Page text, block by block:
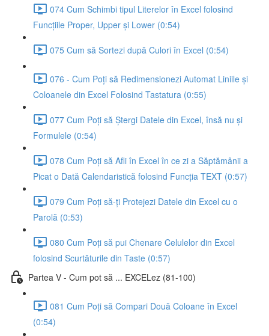
074 Cum Schimbi tipul Literelor în Excel folosind
Funcțiile Proper, Upper și Lower (0:54)
075 Cum să Sortezi după Culori în Excel (0:54)
076 - Cum Poți să Redimensionezi Automat Liniile și
Coloanele din Excel Folosind Tastatura (0:55)
077 Cum Poți să Ștergi Datele din Excel, însă nu și
Formulele (0:54)
078 Cum Poți să Afli în Excel în ce zi a Săptămânii a
Picat o Dată Calendaristică folosind Funcția TEXT (0:57)
079 Cum Poți să-ți Protejezi Datele din Excel cu o
Parolă (0:53)
080 Cum Poți să pui Chenare Celulelor din Excel
folosind Scurtăturile din Taste (0:57)
Partea V - Cum pot să ... EXCELez (81-100)
081 Cum Poți să Compari Două Coloane în Excel
(0:54)